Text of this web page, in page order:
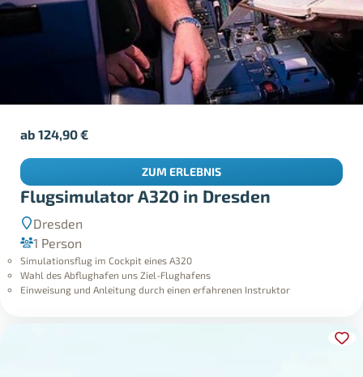
Flugsimulator A320 in Dresden
Dresden
1 Person
Simulationsflug im Cockpit eines A320
Wahl des Abflughafen uns Ziel-Flughafens
Einweisung und Anleitung durch einen erfahrenen Instruktor
ab124,90€
ZUM ERLEBNIS